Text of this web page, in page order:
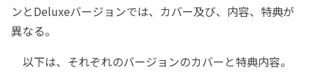
ンとDeluxeバージョンでは、カバー及び、内容、特典が
異なる。
以下は、それぞれのバージョンのカバーと特典内容。